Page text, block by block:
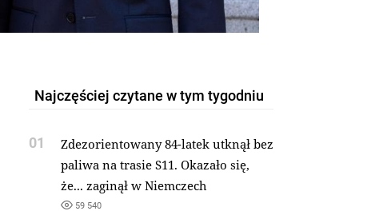
Najczęściej czytane w tym tygodniu
01
Zdezorientowany 84-latek utknął bez
paliwa na trasie S11. Okazało się,
że... zaginął w Niemczech
59 540